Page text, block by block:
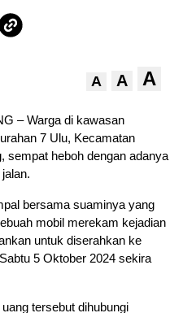
A A A
– Warga di kawasan
7 Ulu, Kecamatan
sempat heboh dengan adanya
bersama suaminya yang
mobil merekam kejadian
untuk diserahkan ke
5 Oktober 2024 sekira
tersebut dihubungi